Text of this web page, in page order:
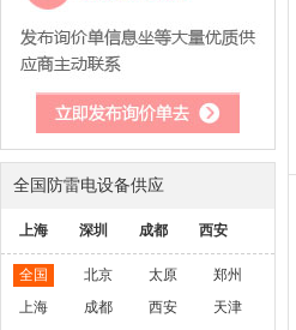
全国防雷电设备供应
上海 深圳 成都 西安
全国 北京 太原
郑州
上海
成都 西安
天津